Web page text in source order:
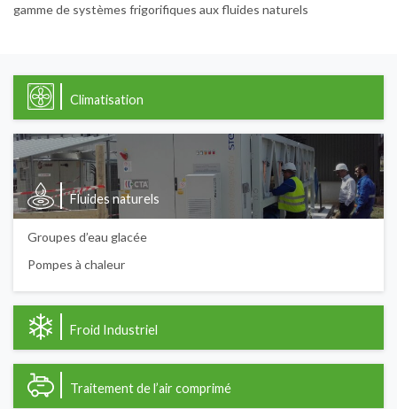
gamme de systèmes frigorifiques aux fluides naturels
Climatisation
Fluides naturels
Groupes d’eau glacée
Pompes à chaleur
Froid Industriel
Traitement de l’air comprimé